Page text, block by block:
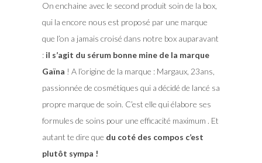
On enchaine avec le second produit soin de la box,
qui la encore nous est proposé par une marque
que l’on a jamais croisé dans notre box auparavant
: il s’agit du sérum bonne mine de la marque
Gaïna ! A l’origine de la marque : Margaux, 23ans,
passionnée de cosmétiques qui a décidé de lancé sa
propre marque de soin. C’est elle qui élabore ses
formules de soins pour une efficacité maximum . Et
autant te dire que du coté des compos c’est
plutôt sympa !